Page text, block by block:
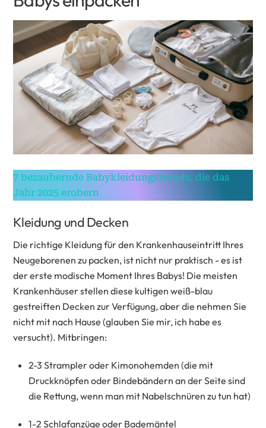
7 bezaubernde Babykleidungstrends, die das
Jahr 2025 erobern
Kleidung und Decken
Die richtige Kleidung für den Krankenhauseintritt Ihres
Neugeborenen zu packen, ist nicht nur praktisch - es ist
der erste modische Moment Ihres Babys! Die meisten
Krankenhäuser stellen diese kultigen weiß-blau
gestreiften Decken zur Verfügung, aber die nehmen Sie
nicht mit nach Hause (glauben Sie mir, ich habe es
versucht). Mitbringen:
2-3 Strampler oder Kimonohemden (die mit
Druckknöpfen oder Bindebändern an der Seite sind
die Rettung, wenn man mit Nabelschnüren zu tun hat)
1-2 Schlafanzüge oder Bademäntel